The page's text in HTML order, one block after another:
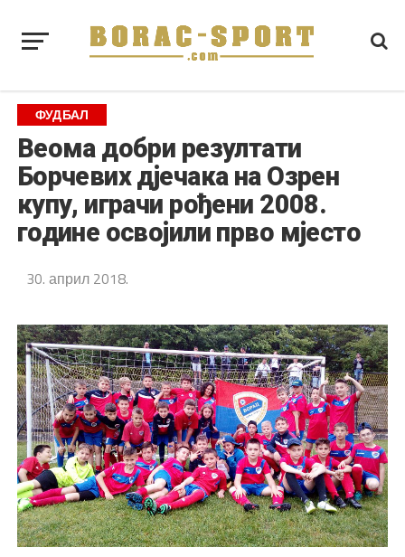
ФУДБАЛ
Веома добри резултати
Борчевих дјечака на Озрен
купу, играчи рођени 2008.
године освојили прво мјесто
30. април 2018.